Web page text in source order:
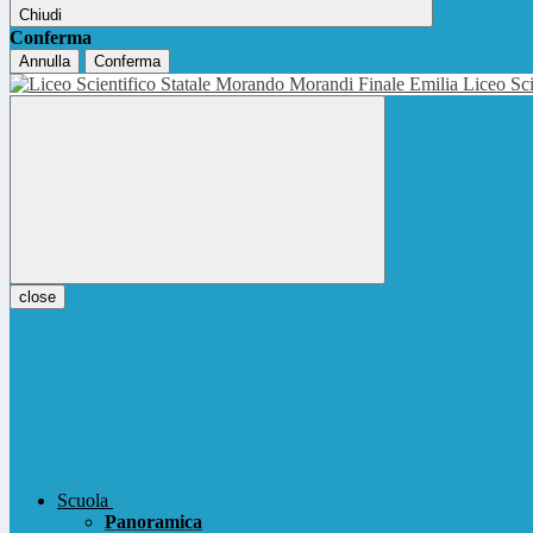
Chiudi
Conferma
Annulla Conferma
Liceo
close
Scuola
Panoramica